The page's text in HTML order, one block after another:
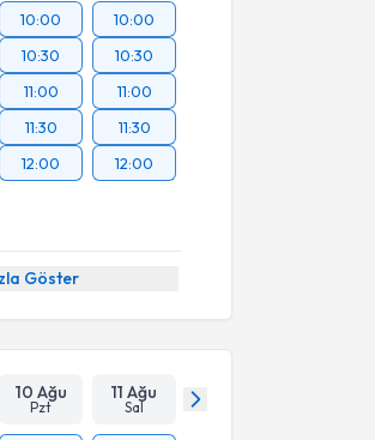
10:00
10:30
11:00
11:30
12:00
10:00
10:30
11:00
11:30
12:00
Göster
10 Ağu
Pzt
11 Ağu
Sal